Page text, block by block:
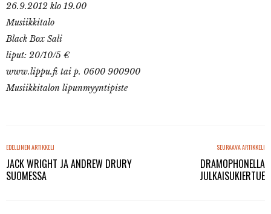
26.9.2012 klo 19.00
Musiikkitalo
Black Box Sali
liput: 20/10/5 €
www.lippu.fi tai p. 0600 900900
Musiikkitalon lipunmyyntipiste
EDELLINEN ARTIKKELI
JACK WRIGHT JA ANDREW DRURY
SUOMESSA
SEURAAVA ARTIKKELI
DRAMOPHONELLA
JULKAISUKIERTUE